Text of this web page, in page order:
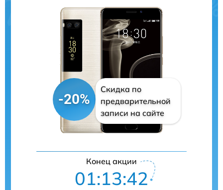
-20%
Скидка по
предварительной
записи на сайте
Конец акции
01:13:41